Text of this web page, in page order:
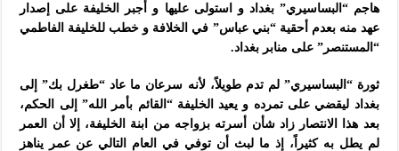
هاجم “البساسيري” بغداد و استولى عليها و أجبر الخليفة على إصدار
عهد منه بعدم أحقية “بني عباس” في الخلافة و خطب للخليفة الفاطمي
“المستنصر” على منابر بغداد.
ثورة “البساسيري” لم تدم طويلاً، لأنه سرعان ما عاد “طغرل بك” إلى
بغداد ليقضي على تمرده و يعيد الخليفة “القائم بأمر الله” إلى الحكم،
بعد هذا الانتصار زاد شأن أسرته بزواجه من ابنة الخليفة، إلا أن العمر
لم يطل به كثيراً، إذ ما لبث أن توفي في العام التالي عن عمر يناهز